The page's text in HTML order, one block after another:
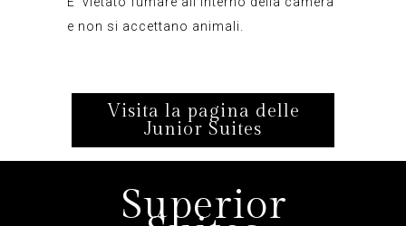
e non si accettano animali.
Visita la pagina delle
Junior Suites
Superior